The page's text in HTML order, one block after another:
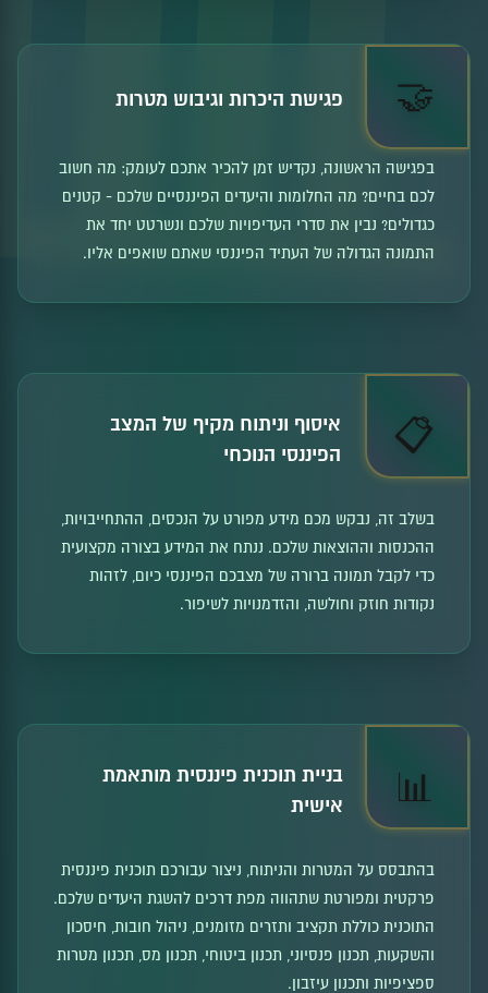
🤝 פגישת היכרות וגיבוש מטרות
בפגישה הראשונה, נקדיש זמן להכיר אתכם לעומק: מה חשוב
לכם בחיים? מה החלומות והיעדים הפיננסיים שלכם - קטנים
כגדולים? נבין את סדרי העדיפויות שלכם ונשרטט יחד את
התמונה הגדולה של העתיד הפיננסי שאתם שואפים אליו.
📋
איסוף וניתוח מקיף של המצב
הפיננסי הנוכחי
בשלב זה, נבקש מכם מידע מפורט על הנכסים, ההתחייבויות,
ההכנסות וההוצאות שלכם. ננתח את המידע בצורה מקצועית
כדי לקבל תמונה ברורה של מצבכם הפיננסי כיום, לזהות
נקודות חוזק וחולשה, והזדמנויות לשיפור.
📊
בניית תוכנית פיננסית מותאמת
אישית
בהתבסס על המטרות והניתוח, ניצור עבורכם תוכנית פיננסית
פרקטית ומפורטת שתהווה מפת דרכים להשגת היעדים שלכם.
התוכנית כוללת תקציב ותזרים מזומנים, ניהול חובות, חיסכון
והשקעות, תכנון פנסיוני, תכנון ביטוחי, תכנון מס, תכנון מטרות
ספציפיות ותכנון עיזבון.